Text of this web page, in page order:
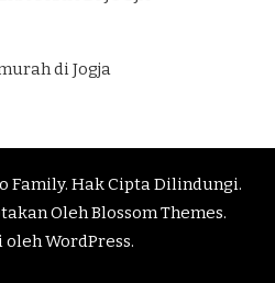
di Jogja
Family. Hak Cipta Dilindungi.
OlehBlossom Themes.
olehWordPress.